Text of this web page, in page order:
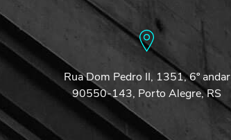
Rua Dom Pedro II, 1351, 6º andar
90550-143, Porto Alegre, RS